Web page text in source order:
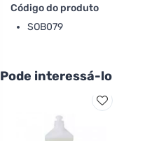
Código do produto
SOB079
Pode interessá-lo